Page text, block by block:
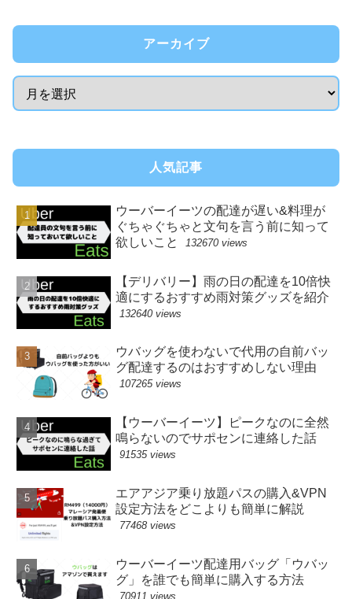
アーカイブ
人気記事
ウーバーイーツの配達が遅い&料理が
ぐちゃぐちゃと文句を言う前に知って
欲しいこと
132670 views
【デリバリー】雨の日の配達を10倍快
適にするおすすめ雨対策グッズを紹介
132640 views
ウバッグを使わないで代用の自前バッ
グ配達するのはおすすめしない理由
107265 views
【ウーバーイーツ】ピークなのに全然
鳴らないのでサポセンに連絡した話
91535 views
エアアジア乗り放題パスの購入&VPN
設定方法をどこよりも簡単に解説
77468 views
ウーバーイーツ配達用バッグ「ウバッ
グ」を誰でも簡単に購入する方法
70911 views